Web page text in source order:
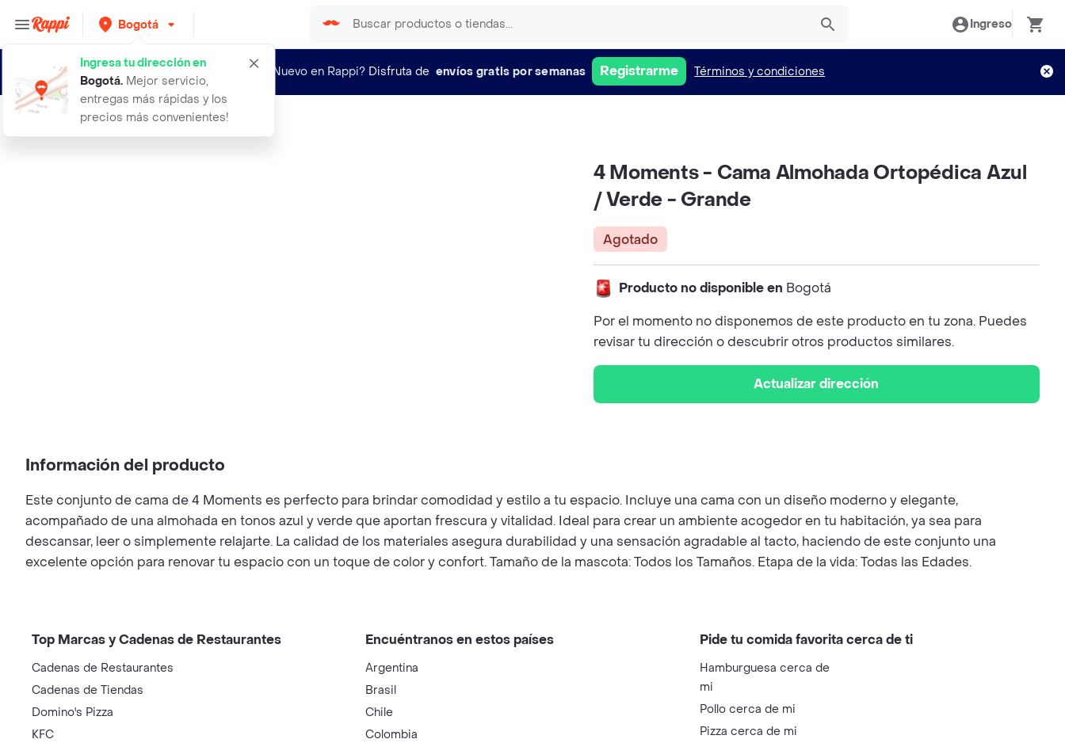
Bogotá
Ingresa tu dirección en
Bogotá. Mejor servicio,
entregas más rápidas y los
precios más convenientes!
Ingreso
¿Nuevo en Rappi? Disfruta de envíos gratis por semanas Registrarme Términos y condiciones
4 moments cama almohada ortopedica
4 Moments - Cama Almohada Ortopédica Azul
/ Verde - Grande
Agotado
Producto no disponible en Bogotá
Por el momento no disponemos de este producto en tu zona. Puedes
revisar tu dirección o descubrir otros productos similares.
Actualizar dirección
Información del producto
Este conjunto de cama de 4 Moments es perfecto para brindar comodidad y estilo a tu espacio. Incluye una cama con un diseño moderno y elegante,
acompañado de una almohada en tonos azul y verde que aportan frescura y vitalidad. Ideal para crear un ambiente acogedor en tu habitación, ya sea para
descansar, leer o simplemente relajarte. La calidad de los materiales asegura durabilidad y una sensación agradable al tacto, haciendo de este conjunto una
excelente opción para renovar tu espacio con un toque de color y confort. Tamaño de la mascota: Todos los Tamaños. Etapa de la vida: Todas las Edades.
Top Marcas y Cadenas de Restaurantes
Cadenas de Restaurantes
Cadenas de Tiendas
Domino's Pizza
KFC
Encuéntranos en estos países
Argentina
Brasil
Chile
Colombia
Pide tu comida favorita cerca de ti
Hamburguesa cerca de
mi
Pollo cerca de mi
Pizza cerca de mi